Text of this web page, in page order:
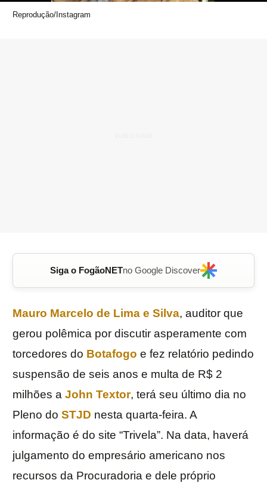
Reprodução/Instagram
Siga o FogãoNETno Google Discover
Mauro Marcelo de Lima e Silva, auditor que
gerou polêmica por discutir asperamente com
torcedores do Botafogo e fez relatório pedindo
suspensão de seis anos e multa de R$ 2
milhões a John Textor, terá seu último dia no
Pleno do STJD nesta quarta-feira. A
informação é do site “Trivela”. Na data, haverá
julgamento do empresário americano nos
recursos da Procuradoria e dele próprio